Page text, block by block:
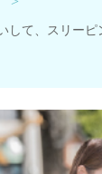
して、スリー